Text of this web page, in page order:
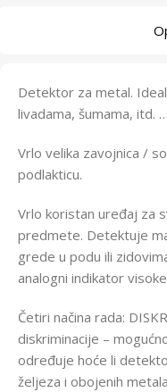
Detektor za metal.
livadama, šumama, itd. …
Vrlo velika zavojnica /
podlakticu.
Vrlo koristan uređaj za
predmete. Detektuje
grede u podu ili
analogni indikator
Četiri načina rada:
diskriminacije –
određuje hoće li
željeza i obojenih